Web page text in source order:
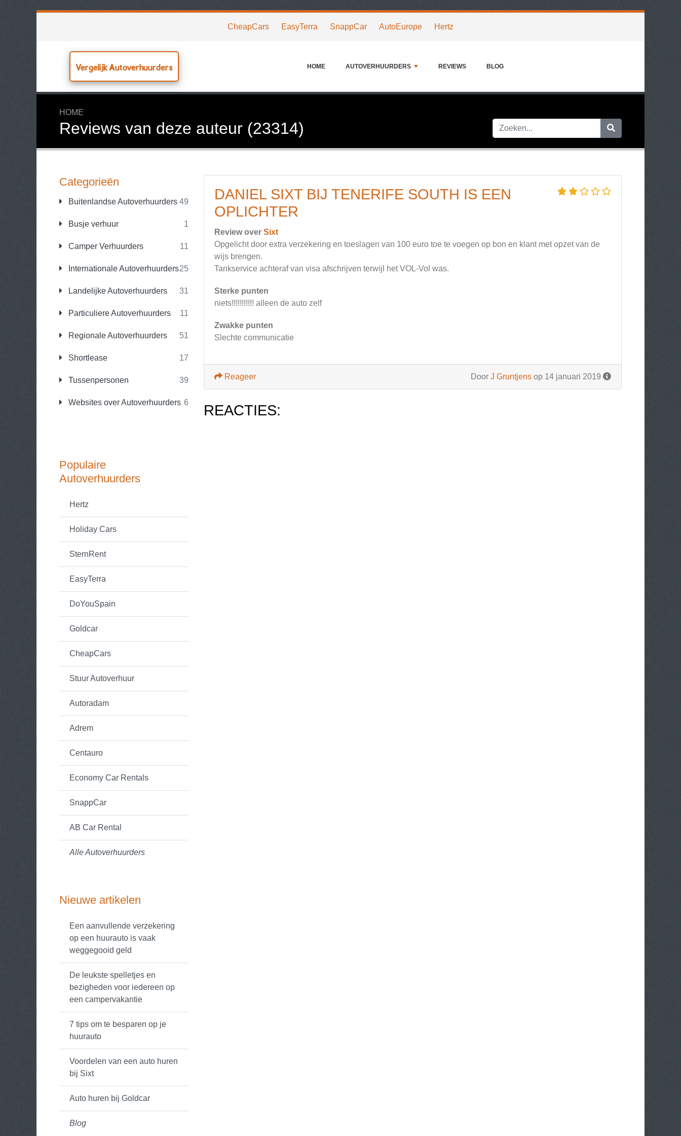
CheapCars EasyTerra SnappCar AutoEurope Hertz
Vergelijk Autoverhuurders HOME AUTOVERHUURDERS REVIEWS BLOG
HOME
Reviews van deze auteur (23314)
Categorieën
Buitenlandse Autoverhuurders 49
Busje verhuur 1
Camper Verhuurders 11
Internationale Autoverhuurders25
Landelijke Autoverhuurders 31
Particuliere Autoverhuurders 11
Regionale Autoverhuurders 51
Shortlease 17
Tussenpersonen 39
Websites over Autoverhuurders 6
Populaire
Autoverhuurders
Hertz
Holiday Cars
SternRent
EasyTerra
DoYouSpain
Goldcar
CheapCars
Stuur Autoverhuur
Autoradam
Adrem
Centauro
Economy Car Rentals
SnappCar
AB Car Rental
Alle Autoverhuurders
Nieuwe artikelen
Een aanvullende verzekering
op een huurauto is vaak
weggegooid geld
De leukste spelletjes en
bezigheden voor iedereen op
een campervakantie
7 tips om te besparen op je
huurauto
Voordelen van een auto huren
bij Sixt
Auto huren bij Goldcar
Blog
DANIEL SIXT BIJ TENERIFE SOUTH IS EEN
OPLICHTER
Review over Sixt
Opgelicht door extra verzekering en toeslagen van 100 euro toe te voegen op bon en klant met opzet van de
wijs brengen.
Tankservice achteraf van visa afschrijven terwijl het VOL-Vol was.
Sterke punten
niets!!!!!!!!!!! alleen de auto zelf
Zwakke punten
Slechte communicatie
Door J Gruntjens op 14 januari 2019
Reageer
REACTIES: